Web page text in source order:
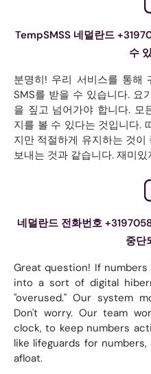
TempSMSS 네덜란드
수
분명히! 우리 서비스를 통해
SMS를 받을 수 있습니다. 요
을 짚고 넘어가야 합니다. 모
지를 볼 수 있다는 것입니다.
지만 적절하게 유지하는 것
보내는 것과 같습니다. 재미
네덜란드 전화번호
중단
Great question! If
into a sort of digital
"overused." Our system
Don't worry. Our team
clock, to keep numbers
like lifeguards for
afloat.